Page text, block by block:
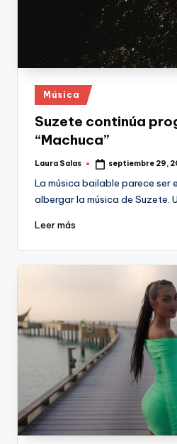
Publicado
en
Música
Suzete continúa
“Machuca”
Publicado
Laura Salas septiembre 29,
La música bailable parece
albergar la música de Suzete.
Leer más